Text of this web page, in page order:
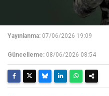
Yayınlanma: 07/06/2026 19:09
Güncelleme: 08/06/2026 08:54